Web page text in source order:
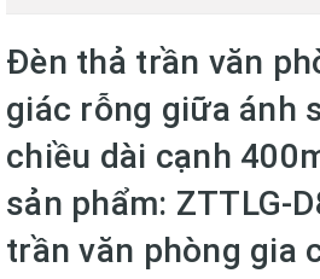
Đèn thả trần văn
giác rỗng giữa ánh
chiều dài cạnh
sản phẩm: ZTTLG-
trần văn phòng gia